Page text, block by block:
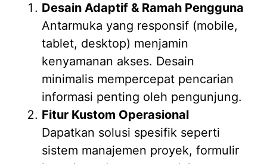
Desain Adaptif & Ramah Pengguna
Antarmuka yang responsif (mobile,
tablet, desktop) menjamin
kenyamanan akses. Desain
minimalis mempercepat pencarian
informasi penting oleh pengunjung.
Fitur Kustom Operasional
Dapatkan solusi spesifik seperti
sistem manajemen proyek, formulir